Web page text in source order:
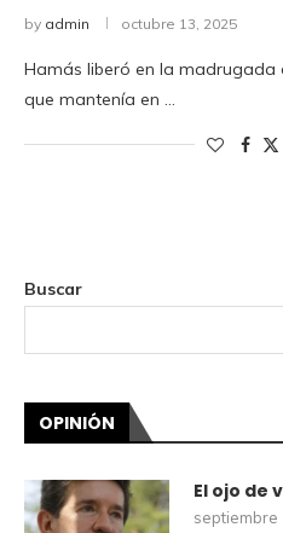
by admin octubre 13, 2025
Hamás liberó en la madrugada
que mantenía en …
Buscar
OPINIÓN
El ojo de
septiembre